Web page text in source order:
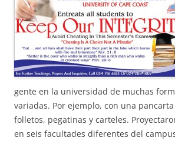
gente en la universidad de muchas
variadas. Por ejemplo, con una
folletos, pegatinas y carteles.
en seis facultades diferentes del